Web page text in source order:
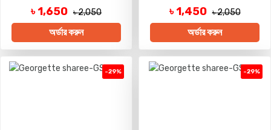
৳ 1,650 ৳ 2,050
অর্ডার করুন
৳ 1,450 ৳ 2,050
অর্ডার করুন
-29% -29%